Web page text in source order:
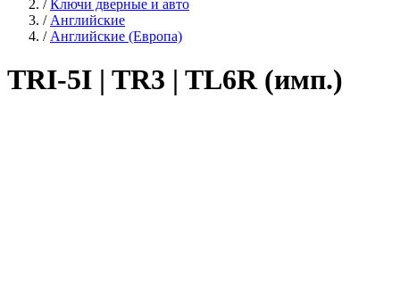
/ Ключи дверные и авто
/ Английские
/ Английские (Европа)
TRI-5I | TR3 | TL6R (имп.)